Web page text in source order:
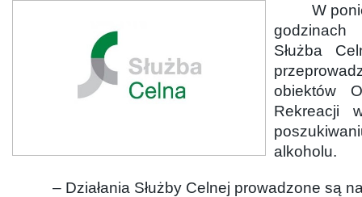
W
Służba
obiektów
Rekreacji
alkoholu.
– Działania Służby Celnej prowadzone są